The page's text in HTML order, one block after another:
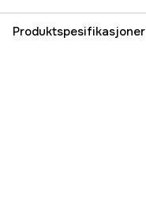
Produktspesifikasjoner